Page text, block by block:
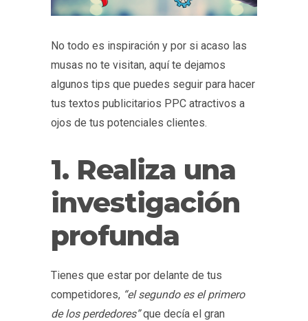
No todo es inspiración y por si acaso las
musas no te visitan, aquí te dejamos
algunos tips que puedes seguir para hacer
tus textos publicitarios PPC atractivos a
ojos de tus potenciales clientes.
1. Realiza una
investigación
profunda
Tienes que estar por delante de tus
competidores, “el segundo es el primero
de los perdedores”que decía el gran